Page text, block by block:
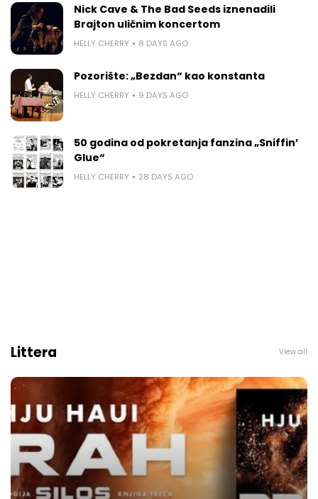
Nick Cave & The Bad Seeds iznenadili
Brajton uličnim koncertom
HELLY CHERRY 8 DAYS AGO
Pozorište: „Bezdan“ kao konstanta
HELLY CHERRY 9 DAYS AGO
50 godina od pokretanja fanzina „Sniffin’
Glue“
HELLY CHERRY 28 DAYS AGO
Littera View all